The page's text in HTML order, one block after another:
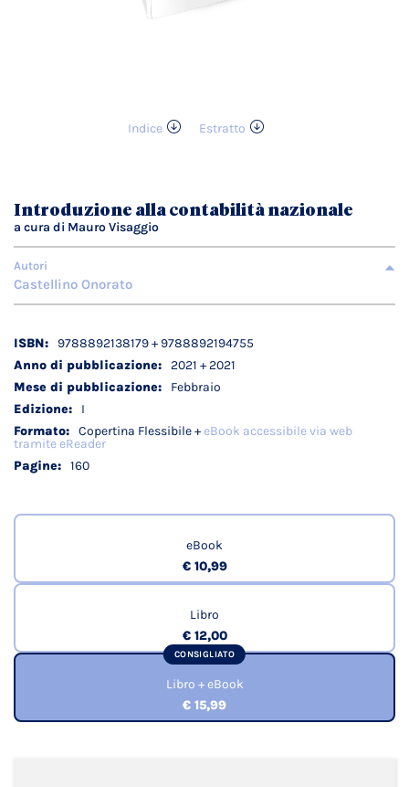
Indice
Estratto
galleria
di
immagini
Introduzione alla contabilità nazionale
a cura di Mauro Visaggio
Autori
Castellino Onorato
Dettagli
tecnici
9788892138179 + 9788892194755
2021 + 2021
Febbraio
I
Copertina Flessibile +eBook accessibile via web
tramite eReader
160
eBook
€ 10,99
Libro
€ 12,00
CONSIGLIATO
Libro + eBook
€ 15,99